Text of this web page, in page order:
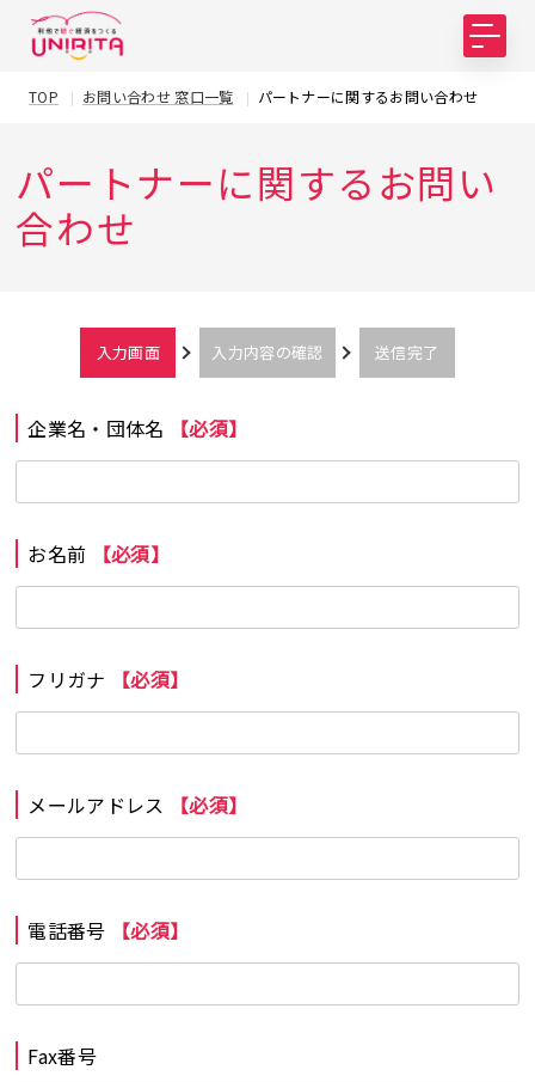
TOP お問い合わせ 窓口一覧 パートナーに関するお問い合わせ
パートナーに関するお問い
合わせ
入力画面 入力内容の確認 送信完了
企業名・団体名 【必須】
お名前 【必須】
フリガナ 【必須】
メールアドレス 【必須】
電話番号 【必須】
Fax番号